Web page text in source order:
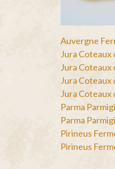
Auvergne
Jura Coteaux
Jura Coteaux
Jura Coteaux
Jura Coteaux
Parma
Parma
Pirineus
Pirineus